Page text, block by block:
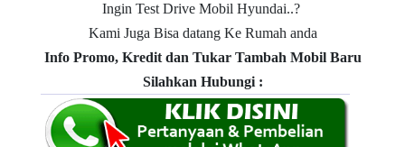
Ingin Test Drive Mobil Hyundai..?
Kami Juga Bisa datang Ke Rumah anda
Info Promo, Kredit dan Tukar Tambah Mobil Baru
Silahkan Hubungi :